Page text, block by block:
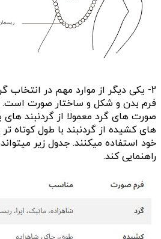
2- یکی دیگر از موارد مهم در انتخاب
فرم بدن و شکل و ساختار صورت است.